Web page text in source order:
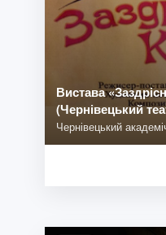
Вистава
(Чернівецький
Чернівецький